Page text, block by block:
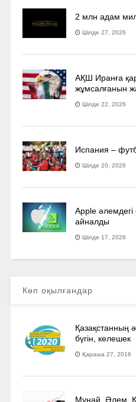
2 млн адам
Шілде 27, 2026
АҚШ Иранға
жұмсалғанын
Шілде 22, 2026
Испания –
Шілде 20, 2026
Apple
айналды
Шілде 17, 2026
Көп оқылғандар
Қазақстанның
бүгін, келешек
Қараша 27, 2016
Мұнай. Әлем.